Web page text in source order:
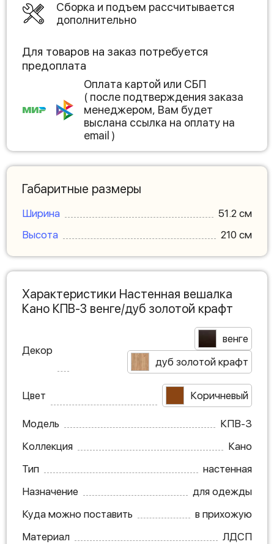
Сборка и подъем рассчитывается
дополнительно
Для товаров на заказ потребуется
предоплата
Оплата картой или СБП
( после подтверждения заказа
менеджером, Вам будет
выслана ссылка на оплату на
email )
Габаритные размеры
Ширина
51.2 см
Высота
210 см
Характеристики Настенная вешалка
Кано КПВ-3 венге/дуб золотой крафт
Декор
венге
дуб золотой крафт
Цвет Коричневый
Модель
КПВ-3
Коллекция
Кано
Тип
настенная
Назначение
для одежды
Куда можно поставить
в прихожую
Материал
ЛДСП